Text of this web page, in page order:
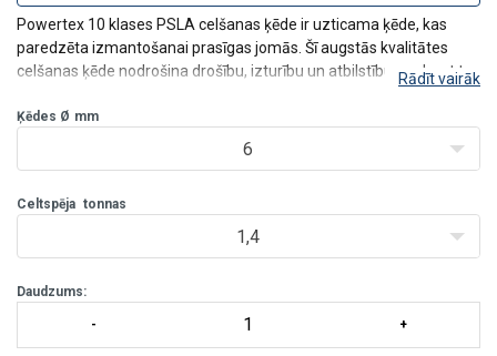
Powertex 10 klases PSLA celšanas ķēde ir uzticama ķēde, kas
paredzēta izmantošanai prasīgas jomās. Šī augstās kvalitātes
celšanas ķēde nodrošina drošību, izturību un atbilstību, padarot to
Produkta priekšrocības
Katra ķēde tiek pārbaudīta ar sl
Rādīt vairāk
Ķēdes Ø mm
6
Celtspēja tonnas
1,4
Daudzums: